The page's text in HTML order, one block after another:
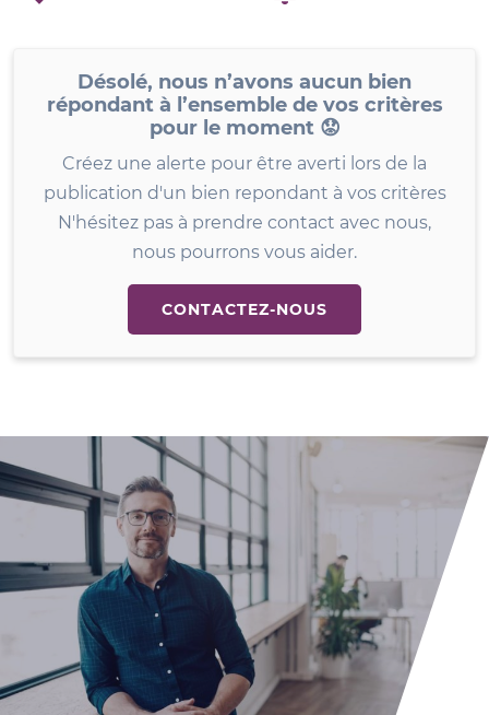
Désolé, nous n’avons aucun bien
répondant à l’ensemble de vos critères
pour le moment 😟
Créez une alerte pour être averti lors de la
publication d'un bien repondant à vos critères
N'hésitez pas à prendre contact avec nous,
nous pourrons vous aider.
CONTACTEZ-NOUS